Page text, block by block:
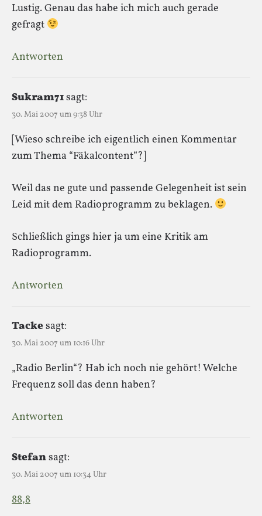
Lustig. Genau das habe ich mich auch gerade
gefragt
Antworten
Sukram71sagt:
30. Mai 2007 um 9:38 Uhr
[Wieso schreibe ich eigentlich einen Kommentar
zum Thema “Fäkalcontent”?]
Weil das ne gute und passende Gelegenheit ist sein
Leid mit dem Radioprogramm zu beklagen.
Schließlich gings hier ja um eine Kritik am
Radioprogramm.
Antworten
Tackesagt:
30. Mai 2007 um 10:16 Uhr
„Radio Berlin“? Hab ich noch nie gehört! Welche
Frequenz soll das denn haben?
Antworten
Stefansagt:
30. Mai 2007 um 10:34 Uhr
88,8